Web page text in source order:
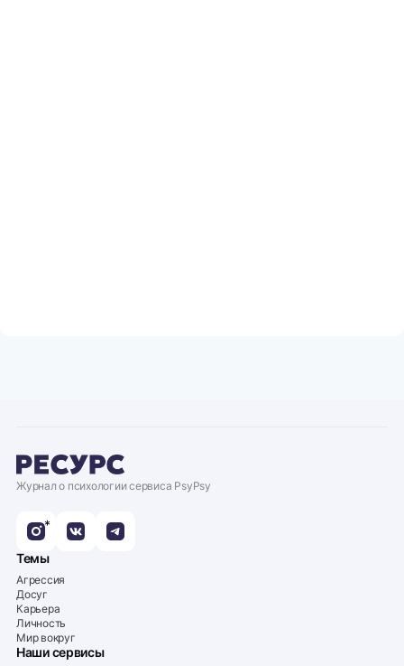
Журнал о психологии сервиса PsyPsy
*
Темы
Агрессия
Досуг
Карьера
Личность
Мир вокруг
Наши сервисы